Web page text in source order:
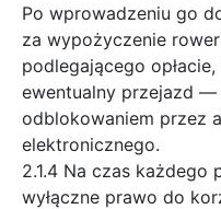
Po wprowadzeniu go
za wypożyczenie
podlegającego
ewentualny przejazd —
odblokowaniem przez
elektronicznego.
2.1.4 Na czas każdego
wyłączne prawo do